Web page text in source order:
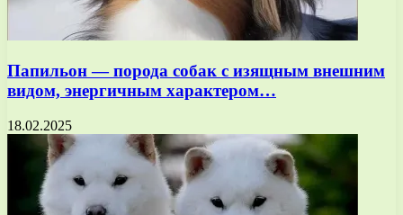
Папильон — порода собак с изящным внешним
видом, энергичным характером…
18.02.2025